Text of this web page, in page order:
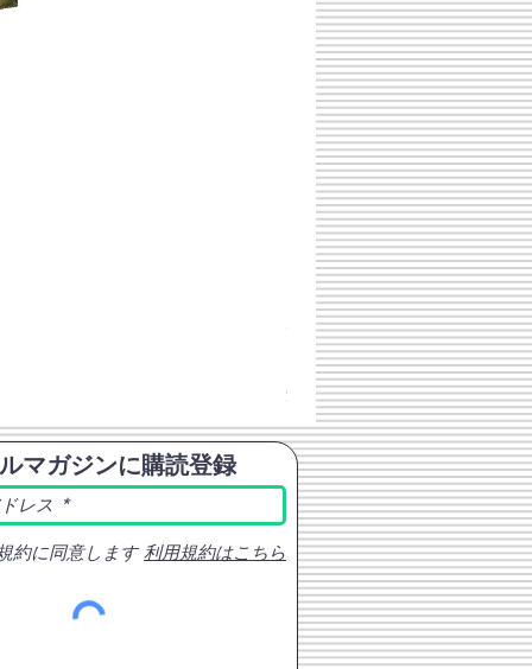
チェコスロバキア軍 連邦共
価格
￥398
消費税込み
マガジンに購読登録
約に同意します 利用規約はこちら